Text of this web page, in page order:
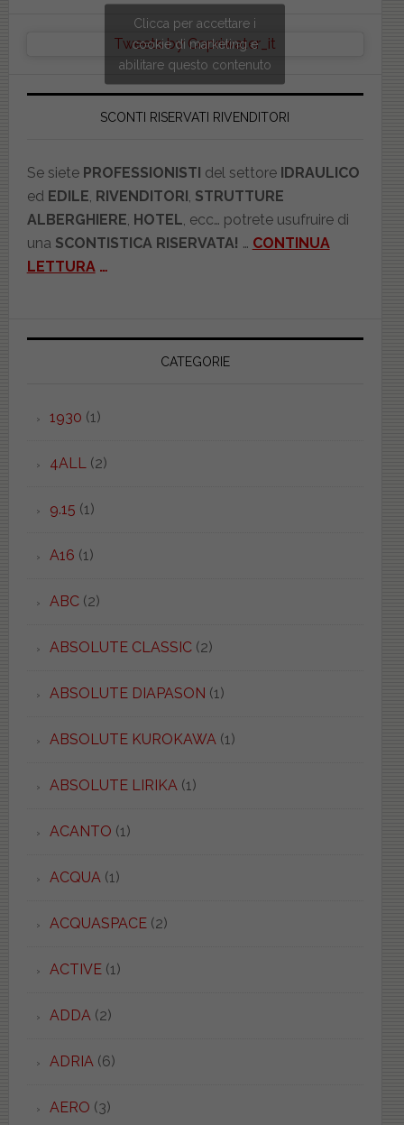
Tweets by Copriwater_it
Clicca per accettare i
cookie di marketing e
abilitare questo contenuto
SCONTI RISERVATI RIVENDITORI
Se siete PROFESSIONISTI del settore IDRAULICO
ed EDILE, RIVENDITORI , STRUTTURE
ALBERGHIERE, HOTEL, ecc… potrete usufruire di
una SCONTISTICA RISERVATA! … CONTINUA
LETTURA…
CATEGORIE
1930 (1)
4ALL(2)
9.15 (1)
A16 (1)
ABC(2)
ABSOLUTE CLASSIC(2)
ABSOLUTE DIAPASON (1)
ABSOLUTE KUROKAWA(1)
ABSOLUTE LIRIKA(1)
ACANTO (1)
ACQUA(1)
ACQUASPACE(2)
ACTIVE(1)
ADDA(2)
ADRIA(6)
AERO (3)